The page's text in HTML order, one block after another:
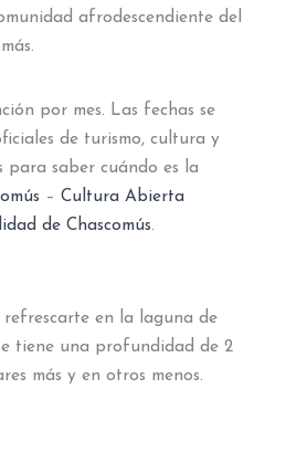
afrodescendiente del
por mes. Las fechas se
de turismo, cultura y
para saber cuándo es la
– Cultura Abierta
de Chascomús.
refrescarte en la laguna de
tiene una profundidad de 2
más y en otros menos.